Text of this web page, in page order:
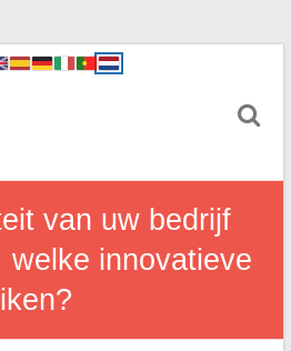
van uw bedrijf
welke innovatieve